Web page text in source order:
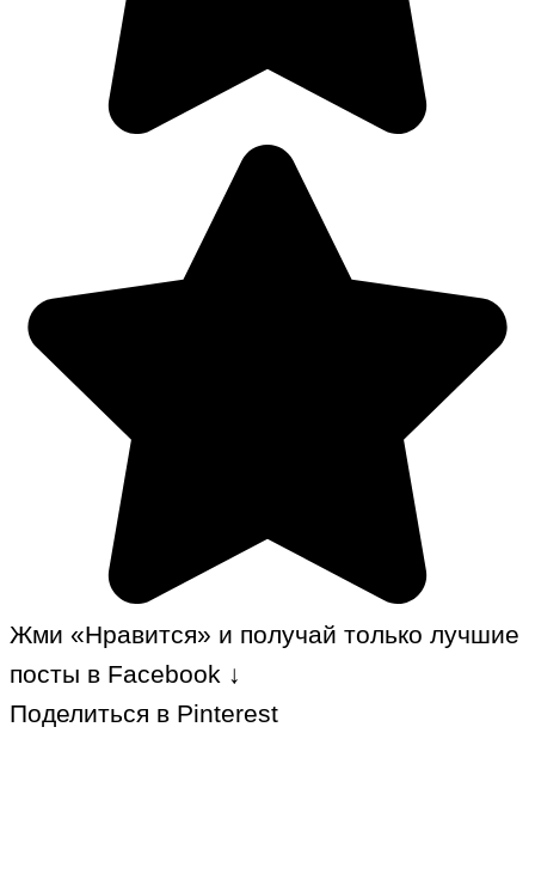
Жми «Нравится» и получай только лучшие
посты в Facebook ↓
Поделиться в Pinterest